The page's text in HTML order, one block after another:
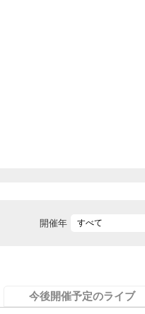
開催年
今後開催予定のライブ